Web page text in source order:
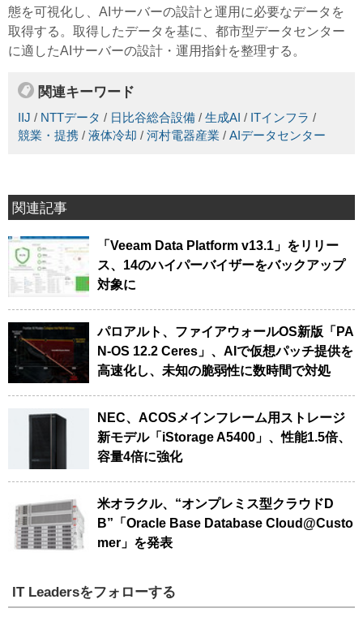
態を可視化し、AIサーバーの設計と運用に必要なデータを
取得する。取得したデータを基に、都市型データセンター
に適したAIサーバーの設計・運用指針を整理する。
関連キーワード
IIJ / NTTデータ / 日比谷総合設備 / 生成AI / ITインフラ /
競業・提携 / 液体冷却 / 河村電器産業 / AIデータセンター
関連記事
「Veeam Data Platform v13.1」をリリー
ス、14のハイパーバイザーをバックアップ
対象に
パロアルト、ファイアウォールOS新版「PA
N-OS 12.2 Ceres」、AIで仮想パッチ提供を
高速化し、未知の脆弱性に数時間で対処
NEC、ACOSメインフレーム用ストレージ
新モデル「iStorage A5400」、性能1.5倍、
容量4倍に強化
米オラクル、“オンプレミス型クラウドD
B”「Oracle Base Database Cloud@Custo
mer」を発表
IT Leadersをフォローする